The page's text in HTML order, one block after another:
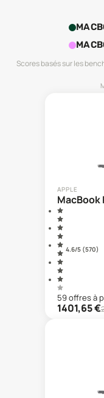
Scores basés sur les
APPLE
MacBook
4.6/5 (570)
59offresà
1401,65€